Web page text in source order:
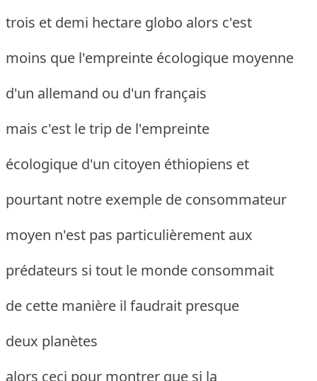
trois et demi hectare globo alors c'est
moins que l'empreinte écologique moyenne
d'un allemand ou d'un français
mais c'est le trip de l'empreinte
écologique d'un citoyen éthiopiens et
pourtant notre exemple de consommateur
moyen n'est pas particulièrement aux
prédateurs si tout le monde consommait
de cette manière il faudrait presque
deux planètes
alors ceci pour montrer que si la